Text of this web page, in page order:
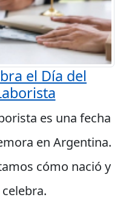
el Día del
es una fecha
en Argentina.
cómo nació y